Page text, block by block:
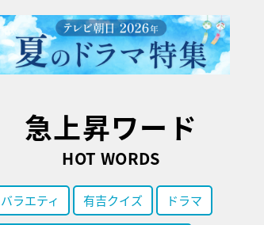
急上昇ワード
HOT WORDS
バラエティ 有吉クイズ ドラマ